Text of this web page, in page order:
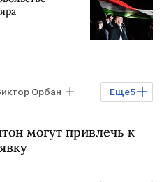
Еще5
Орбан
Ляйен
экономика
могут привлечь к